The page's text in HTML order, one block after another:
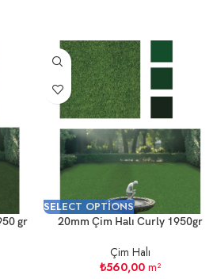
gr
SELECT OPTIONS
20mm Çim Halı Curly 1950gr
Çim Halı
₺560,00 m²